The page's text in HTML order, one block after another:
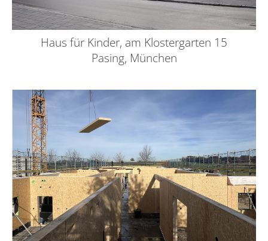
Haus für Kinder, am Klostergarten 15
Pasing, München